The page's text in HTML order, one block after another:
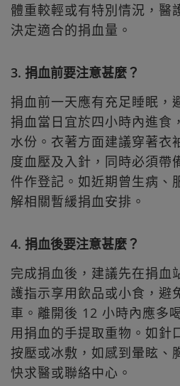
體重較輕或有特別情況，醫
決定適合的捐血量。
3. 捐血前要注意甚麼？
捐血前一天應有充足睡眠，
捐血當日宜於四小時內進食
水份。衣著方面建議穿著衣
度血壓及入針，同時必須帶
件作登記。如近期曾生病、
解相關暫緩捐血安排。
4. 捐血後要注意甚麼？
完成捐血後，建議先在捐血
護指示享用飲品或小食，避
車。離開後 12 小時內應多
用捐血的手提取重物。如針
按壓或冰敷，如感到暈眩、
快求醫或聯絡中心。